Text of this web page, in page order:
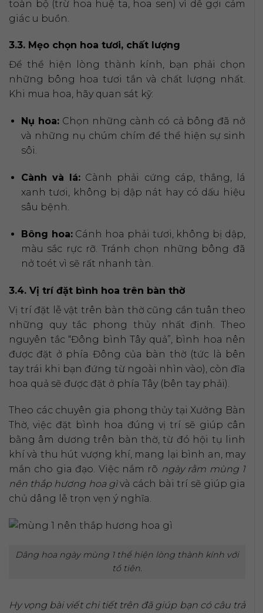
toàn bộ (trừ hoa huệ ta, hoa sen) vì dễ gợi cảm
giác u buồn.
3.3. Mẹo chọn hoa tươi, chất lượng
Để thể hiện lòng thành kính, bạn phải chọn
những bông hoa tươi tắn và chất lượng nhất.
Khi mua hoa, hãy quan sát kỹ:
Nụ hoa:Chọn những cành có cả bông đã nở
và những nụ chúm chím để thể hiện sự sinh
sôi.
Cành và lá: Cành phải cứng cáp, thẳng, lá
xanh tươi, không bị dập nát hay có dấu hiệu
sâu bệnh.
Bông hoa:Cánh hoa phải tươi, không bị dập,
màu sắc rực rỡ. Tránh chọn những bông đã
nở toét vì sẽ rất nhanh tàn.
3.4. Vị trí đặt bình hoa trên bàn thờ
Vị trí đặt lễ vật trên bàn thờ cũng cần tuân theo
những quy tắc phong thủy nhất định. Theo
nguyên tắc “Đông bình Tây quả”, bình hoa nên
được đặt ở phía Đông của bàn thờ (tức là bên
tay trái khi bạn đứng từ ngoài nhìn vào), còn đĩa
hoa quả sẽ được đặt ở phía Tây (bên tay phải).
Theo các chuyên gia phong thủy tại Xưởng Bàn
Thờ, việc đặt bình hoa đúng vị trí sẽ giúp cân
bằng âm dương trên bàn thờ, từ đó hội tụ linh
khí và thu hút vượng khí, mang lại bình an, may
mắn cho gia đạo. Việc nắm rõ ngày rằm mùng 1
nên thắp hương hoa gìvà cách bài trí sẽ giúp gia
chủ dâng lễ trọn vẹn ý nghĩa.
Dâng hoa ngày mùng 1 thể hiện lòng thành kính với
tổ tiên.
Hy vọng bài viết chi tiết trên đã giúp bạn có câu trả